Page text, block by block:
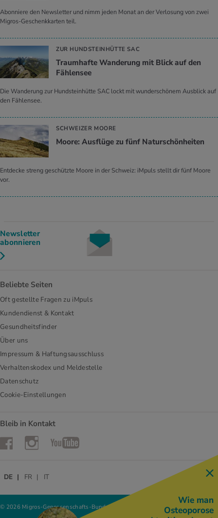
Abonniere den Newsletter und nimm jeden Monat an der Verlosung von zwei
Migros-Geschenkkarten teil.
ZUR HUNDSTEINHÜTTE SAC
Traumhafte Wanderung mit Blick auf den
Fählensee
Die Wanderung zur Hundsteinhütte SAC lockt mit wunderschönem Ausblick auf
den Fählensee.
SCHWEIZER MOORE
Moore: Ausflüge zu fünf Naturschönheiten
Entdecke streng geschützte Moore in der Schweiz: iMpuls stellt dir fünf Moore
vor.
Newsletter
abonnieren
Beliebte Seiten
Oft gestellte Fragen zu iMpuls
Kundendienst & Kontakt
Gesundheitsfinder
Über uns
Impressum & Haftungsausschluss
Verhaltenskodex und Meldestelle
Datenschutz
Cookie-Einstellungen
Bleib in Kontakt
FacebookInstagramYouTube
© 2026 Migros-Genossenschafts-Bund
DE FR IT
Wie man
Osteoporose